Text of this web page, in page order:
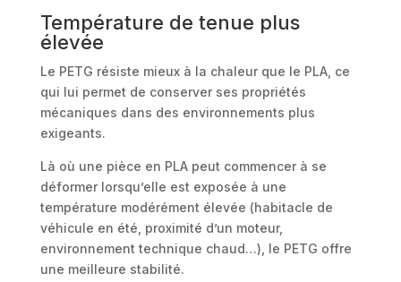
Température de tenue plus
élevée
Le PETG résiste mieux à la chaleur que le PLA, ce
qui lui permet de conserver ses propriétés
mécaniques dans des environnements plus
exigeants.
Là où une pièce en PLA peut commencer à se
déformer lorsqu’elle est exposée à une
température modérément élevée (habitacle de
véhicule en été, proximité d’un moteur,
environnement technique chaud…), le PETG offre
une meilleure stabilité.